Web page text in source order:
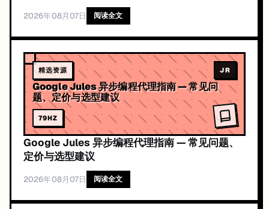
2026年08月07日 阅读全文
精选资源 JR
Google Jules 异步编程代理指南 — 常见问
题、定价与选型建议
79HZ
Google Jules 异步编程代理指南 — 常见问题、
定价与选型建议
2026年08月07日 阅读全文